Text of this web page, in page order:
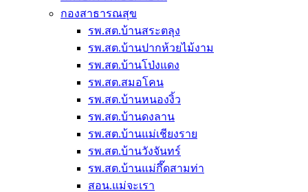
กองสาธารณสุข
รพ.สต.บ้านสระตลุง
รพ.สต.บ้านปากห้วยไม้งาม
รพ.สต.บ้านโป่งแดง
รพ.สต.สมอโคน
รพ.สต.บ้านหนองงิ้ว
รพ.สต.บ้านดงลาน
รพ.สต.บ้านแม่เชียงราย
รพ.สต.บ้านวังจันทร์
รพ.สต.บ้านแม่กึ๊ดสามท่า
สอน.แม่จะเรา